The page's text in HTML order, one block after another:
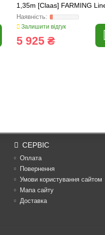
1,35m [Claas] FARMING
Залишити відгук
5 925 ₴
СЕРВІС
Оплата
Повернення
Умови користування сайтом
Мапа сайту
Доставка